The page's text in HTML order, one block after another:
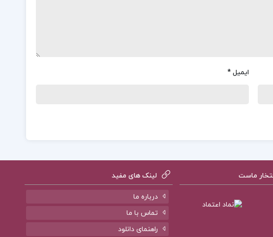
ایمیل *
ماست لینک های مفید
درباره ما
تماس با ما
راهنمای دانلود